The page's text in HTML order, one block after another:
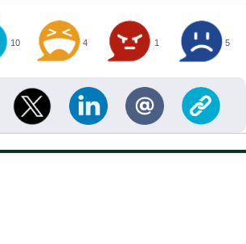
10 4 1 5